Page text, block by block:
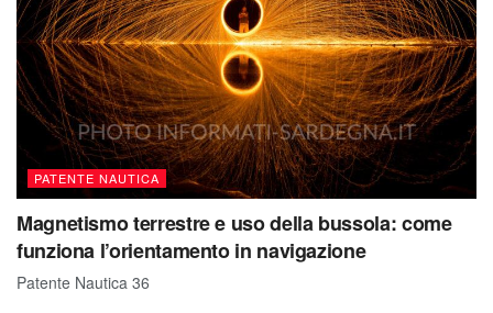
PATENTE NAUTICA
Magnetismo terrestre e uso della bussola: come
funziona l’orientamento in navigazione
Patente Nautica 36